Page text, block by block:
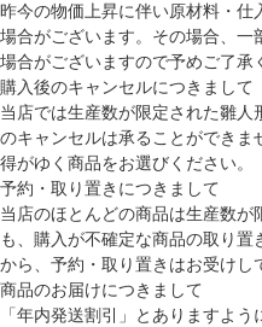
昨今の物価上昇に伴い原材料・仕
場合がございます。その場合、 一
場合がございますので予めご了承
購入後のキャンセルにつきまして
当店では生産数が限定された雛
のキャンセルは承ることができ
得がゆく商品をお選びください。
予約・取り置きにつきまして
当店のほとんどの商品は生産数が
も、購入が不確定な商品の取り
から、予約・取り置きはお受けし
商品のお届けにつきまして
「年内発送割引」とありますよ